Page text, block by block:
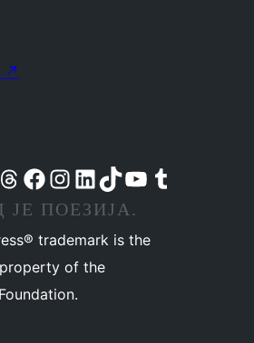
↗
account
Посетите наш налог на Threads-у Visit our Facebook pageПосетите наш Инстаграм налог
Visit our LinkedIn account
Посетите наш TikTok налог
Visit our YouTube channel
Посетите наш Tumblr налог
ЈЕ ПОЕЗИЈА.
trademark is the
of the